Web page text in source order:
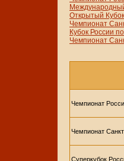
Открытый
Чемпионат
Кубок России
Чемпионат
Чемпионат
Чемпионат
Суперкубок